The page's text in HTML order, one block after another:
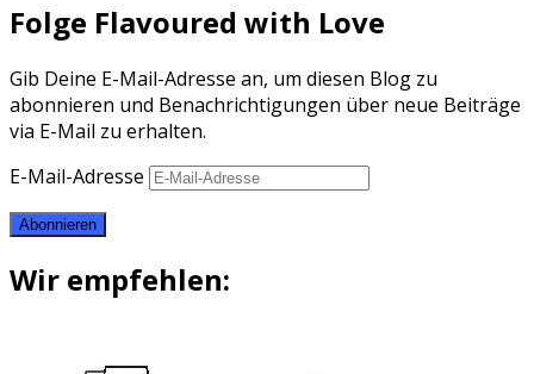
Folge Flavoured with Love
Gib Deine E-Mail-Adresse an, um diesen Blog zu
abonnieren und Benachrichtigungen über neue Beiträge
via E-Mail zu erhalten.
E-Mail-Adresse
Abonnieren
Wir empfehlen: